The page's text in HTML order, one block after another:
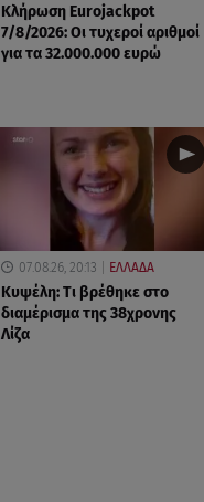
Κλήρωση Eurojackpot
7/8/2026: Οι τυχεροί αριθμοί
για τα 32.000.000 ευρώ
07.08.26, 20:13 ΕΛΛΑΔΑ
Κυψέλη: Tι βρέθηκε στο
διαμέρισμα της 38χρονης
Λίζα